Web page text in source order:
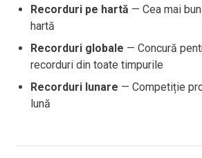
Recorduri pe hartă — Cea mai
hartă
Recorduri globale — Concură
recorduri din toate timpurile
Recorduri lunare — Competiție
lună